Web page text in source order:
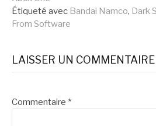
Étiqueté avec Bandai Namco, Dark
From Software
LAISSER UN COMMENTAIRE
Commentaire *